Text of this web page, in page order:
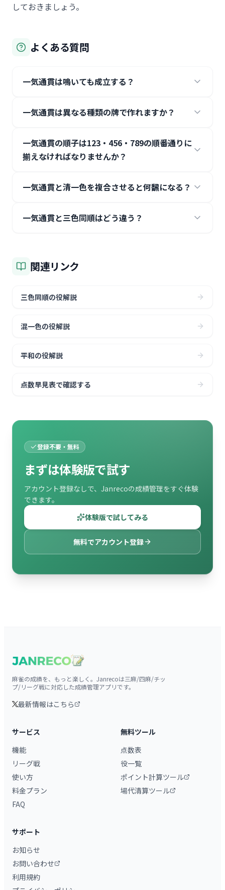
しておきましょう。
よくある質問
一気通貫は鳴いても成立する？
一気通貫は異なる種類の牌で作れますか？
一気通貫の順子は123・456・789の順番通りに
揃えなければなりませんか？
一気通貫と清一色を複合させると何飜になる？
一気通貫と三色同順はどう違う？
関連リンク
三色同順の役解説
混一色の役解説
平和の役解説
点数早見表で確認する
登録不要・無料
まずは体験版で試す
アカウント登録なしで、Janrecoの成績管理をすぐ体験
できます。
体験版で試してみる
無料でアカウント登録
麻雀の成績を、もっと楽しく。Janrecoは三麻/四麻/チッ
プ/リーグ戦に対応した成績管理アプリです。
最新情報はこちら
サービス
機能
リーグ戦
使い方
料金プラン
FAQ
無料ツール
点数表
役一覧
ポイント計算ツール
場代清算ツール
サポート
お知らせ
お問い合わせ
利用規約